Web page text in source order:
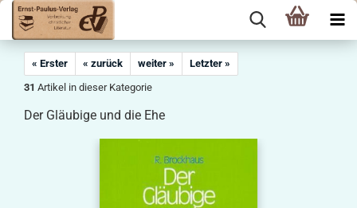
« Erster « zurück weiter »
Letzter »
31 Artikel in dieser Kategorie
Der Gläubige und die Ehe